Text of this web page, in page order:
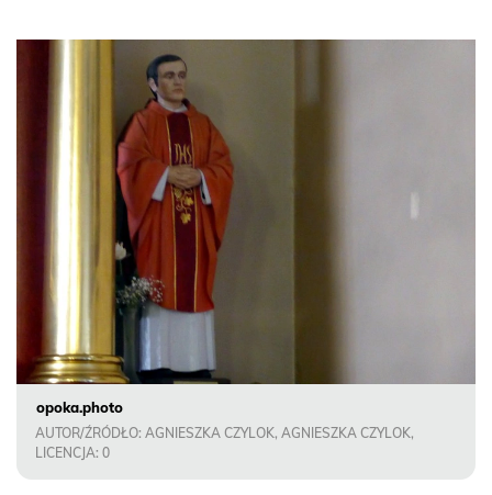
opoka.photo
AUTOR/ŹRÓDŁO: AGNIESZKA CZYLOK, AGNIESZKA CZYLOK,
LICENCJA: 0